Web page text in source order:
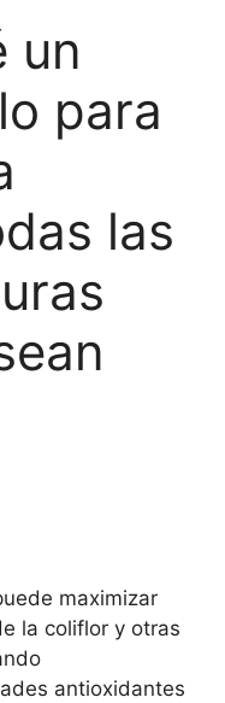
un
para
las
maximizar
la coliflor y otras
antioxidantes